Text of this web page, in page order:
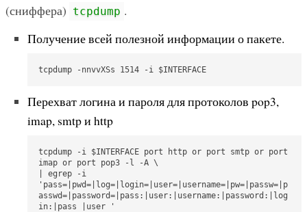
(сниффера) tcpdump .
Получение всей полезной информации о пакете.
tcpdump -nnvvXSs 1514 -i $INTERFACE
Перехват логина и пароля для протоколов pop3,
imap, smtp и http
tcpdump -i $INTERFACE port http or port smtp or port
imap or port pop3 -l -A \
| egrep -i
'pass=|pwd=|log=|login=|user=|username=|pw=|passw=|p
asswd=|password=|pass:|user:|username:|password:|log
in:|pass |user '